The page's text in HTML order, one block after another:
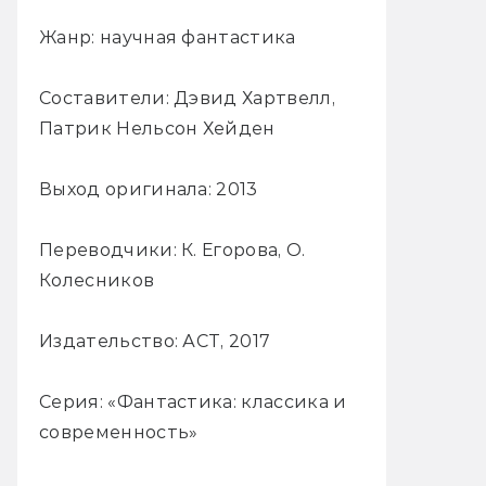
Жанр: научная фантастика
Составители: Дэвид Хартвелл,
Патрик Нельсон Хейден
Выход оригинала: 2013
Переводчики: К. Егорова, О.
Колесников
Издательство: АСТ, 2017
Серия: «Фантастика: классика и
современность»